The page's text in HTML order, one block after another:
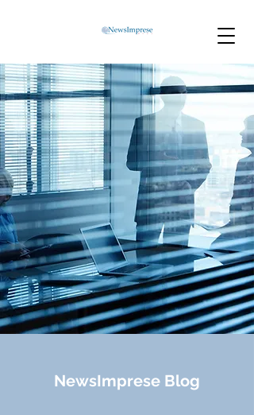
NewsImprese Blog